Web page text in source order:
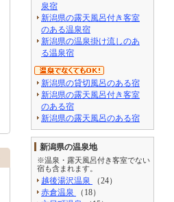
泉宿
新潟県の露天風呂付き客室
のある温泉宿
新潟県の温泉掛け流しのあ
る温泉宿
新潟県の貸切風呂のある宿
新潟県の露天風呂付き客室
のある宿
新潟県の露天風呂のある宿
新潟県の温泉地
※温泉・露天風呂付き客室でない
宿も含まれます。
越後湯沢温泉
（24）
赤倉温泉
（18）